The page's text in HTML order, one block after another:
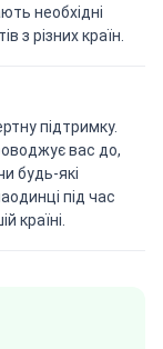
необхідні
з різних країн.
підтримку.
вас до,
будь-які
під час
країні.